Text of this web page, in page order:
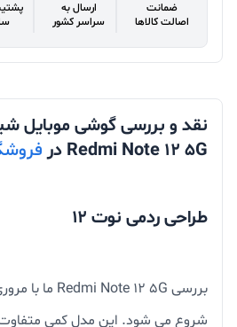
ضمانت
اصالت کالاها
ارسال به
سراسر کشور
نقد و بررسی گوشی موبایل
Redmi Note 12 5G در
طراحی ردمی نوت ۱۲
بررسی Redmi Note 12 5G ما با مروری بر طراحی
شروع می شود. این مدل کمی